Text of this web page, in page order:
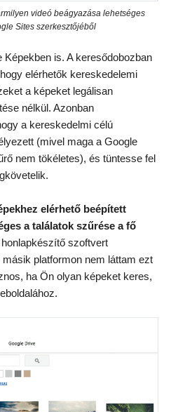
videó beágyazása lehetséges
Sites szerkesztőjéből
is. A keresődobozban
elérhetők kereskedelemi
a képeket legálisan
nélkül. Azonban
a kereskedelmi célú
(mivel maga a Google
nem tökéletes), és tüntesse fel
elérhető beépített
a találatok szűrése a fő
szoftvert
platformon nem láttam ezt
ha Ön olyan képeket keres,